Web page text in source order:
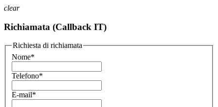
clear
Richiamata (Callback IT)
Richiesta di richiamata
Nome*
Telefono*
E-mail*